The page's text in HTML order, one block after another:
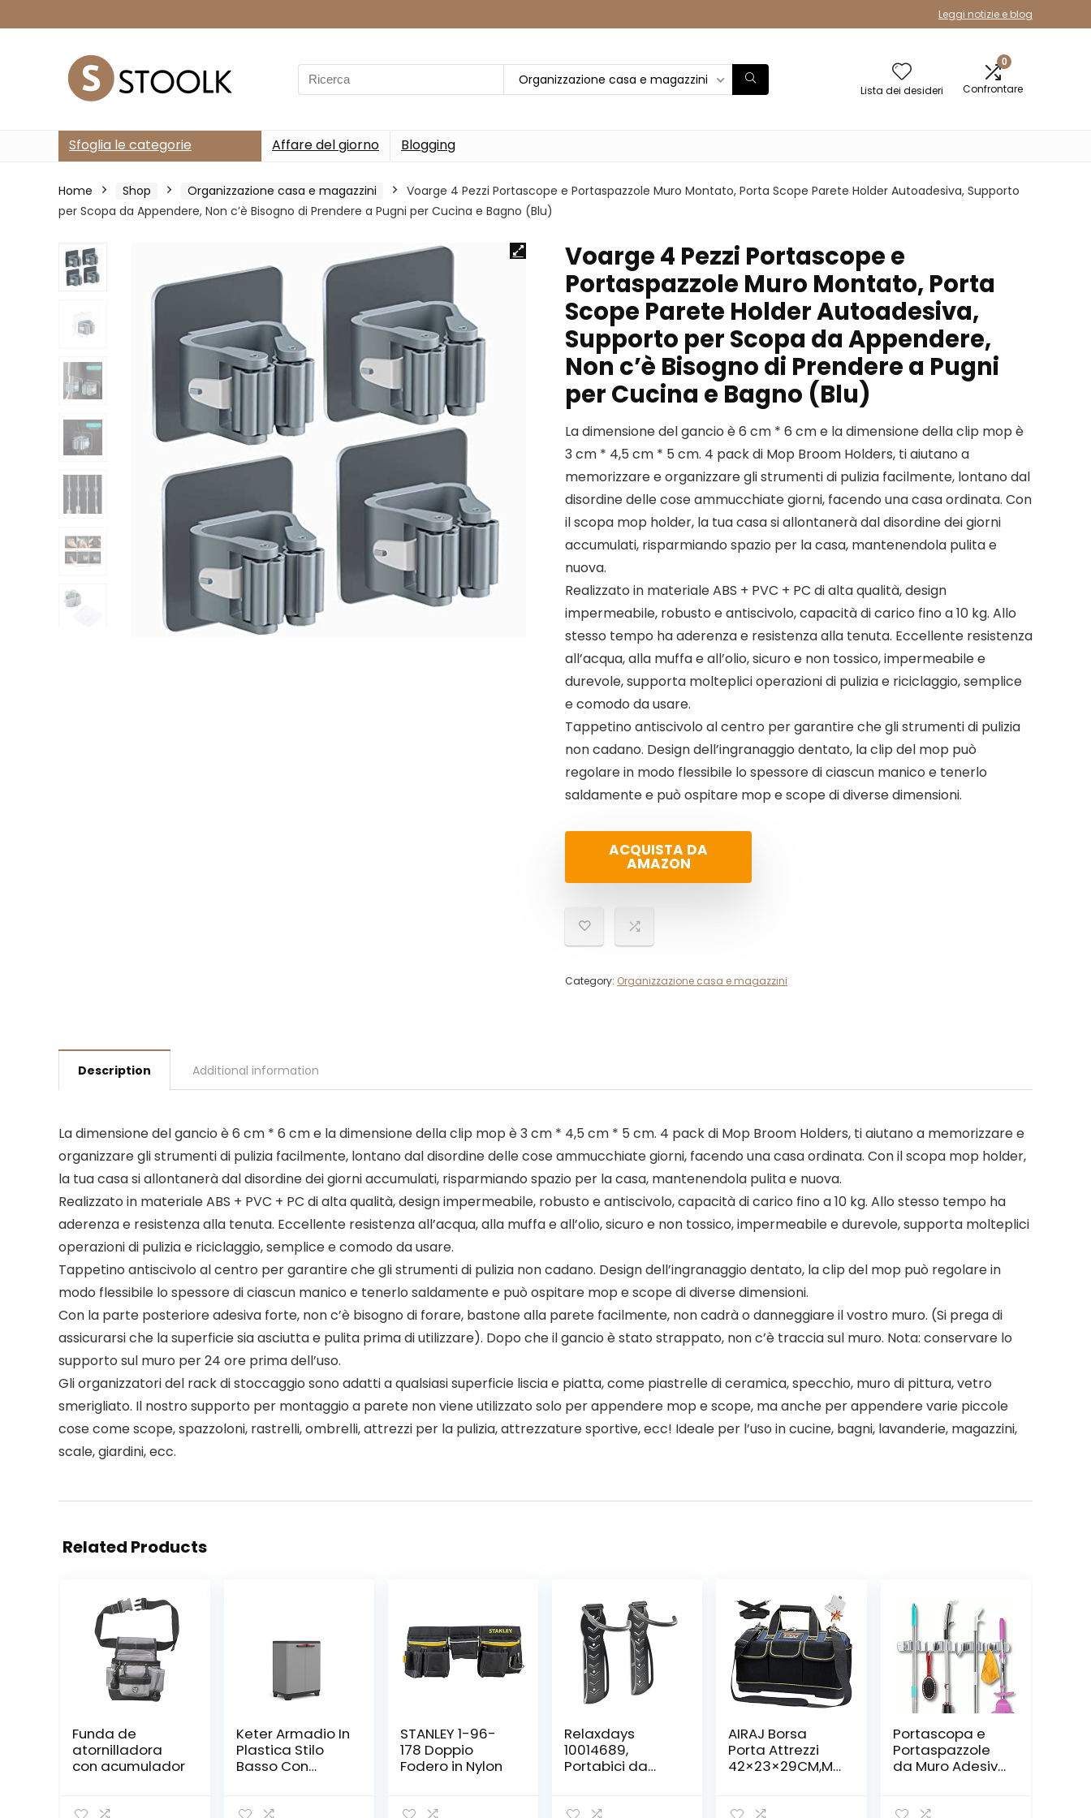
Leggi notizie e blog
Search
for:
Organizzazione casa e magazzini
Lista dei desideri
0
Confrontare
Sfoglia le categorie Affare del giorno Blogging
Home Shop Organizzazione casa e magazzini
Voarge 4 Pezzi Portascope e Portaspazzole Muro Montato, Porta Scope Parete Holder Autoadesiva, Supporto
per Scopa da Appendere, Non c’è Bisogno di Prendere a Pugni per Cucina e Bagno (Blu)
Voarge 4 Pezzi Portascope e
Portaspazzole Muro Montato, Porta
Scope Parete Holder Autoadesiva,
Supporto per Scopa da Appendere,
Non c’è Bisogno di Prendere a Pugni
per Cucina e Bagno (Blu)
La dimensione del gancio è 6 cm * 6 cm e la dimensione della clip mop è
3 cm * 4,5 cm * 5 cm. 4 pack di Mop Broom Holders, ti aiutano a
memorizzare e organizzare gli strumenti di pulizia facilmente, lontano dal
disordine delle cose ammucchiate giorni, facendo una casa ordinata. Con
il scopa mop holder, la tua casa si allontanerà dal disordine dei giorni
accumulati, risparmiando spazio per la casa, mantenendola pulita e
nuova.
Realizzato in materiale ABS + PVC + PC di alta qualità, design
impermeabile, robusto e antiscivolo, capacità di carico fino a 10 kg. Allo
stesso tempo ha aderenza e resistenza alla tenuta. Eccellente resistenza
all’acqua, alla muffa e all’olio, sicuro e non tossico, impermeabile e
durevole, supporta molteplici operazioni di pulizia e riciclaggio, semplice
e comodo da usare.
Tappetino antiscivolo al centro per garantire che gli strumenti di pulizia
non cadano. Design dell’ingranaggio dentato, la clip del mop può
regolare in modo flessibile lo spessore di ciascun manico e tenerlo
saldamente e può ospitare mop e scope di diverse dimensioni.
ACQUISTA DA
AMAZON
Category: Organizzazione casa e magazzini
Description Additional information
La dimensione del gancio è 6 cm * 6 cm e la dimensione della clip mop è 3 cm * 4,5 cm * 5 cm. 4 pack di Mop Broom Holders, ti aiutano a memorizzare e
organizzare gli strumenti di pulizia facilmente, lontano dal disordine delle cose ammucchiate giorni, facendo una casa ordinata. Con il scopa mop holder,
la tua casa si allontanerà dal disordine dei giorni accumulati, risparmiando spazio per la casa, mantenendola pulita e nuova.
Realizzato in materiale ABS + PVC + PC di alta qualità, design impermeabile, robusto e antiscivolo, capacità di carico fino a 10 kg. Allo stesso tempo ha
aderenza e resistenza alla tenuta. Eccellente resistenza all’acqua, alla muffa e all’olio, sicuro e non tossico, impermeabile e durevole, supporta molteplici
operazioni di pulizia e riciclaggio, semplice e comodo da usare.
Tappetino antiscivolo al centro per garantire che gli strumenti di pulizia non cadano. Design dell’ingranaggio dentato, la clip del mop può regolare in
modo flessibile lo spessore di ciascun manico e tenerlo saldamente e può ospitare mop e scope di diverse dimensioni.
Con la parte posteriore adesiva forte, non c’è bisogno di forare, bastone alla parete facilmente, non cadrà o danneggiare il vostro muro. (Si prega di
assicurarsi che la superficie sia asciutta e pulita prima di utilizzare). Dopo che il gancio è stato strappato, non c’è traccia sul muro. Nota: conservare lo
supporto sul muro per 24 ore prima dell’uso.
Gli organizzatori del rack di stoccaggio sono adatti a qualsiasi superficie liscia e piatta, come piastrelle di ceramica, specchio, muro di pittura, vetro
smerigliato. Il nostro supporto per montaggio a parete non viene utilizzato solo per appendere mop e scope, ma anche per appendere varie piccole
cose come scope, spazzoloni, rastrelli, ombrelli, attrezzi per la pulizia, attrezzature sportive, ecc! Ideale per l’uso in cucine, bagni, lavanderie, magazzini,
scale, giardini, ecc.
Related Products
Funda de
atornilladora
con acumulador
Keter Armadio In
Plastica Stilo
Basso Con
STANLEY 1-96-
178 Doppio
Fodero in Nylon
Relaxdays
10014689,
Portabici da
AIRAJ Borsa
Porta Attrezzi
42×23×29CM,Mu
Portascopa e
Portaspazzole
da Muro Adesivo